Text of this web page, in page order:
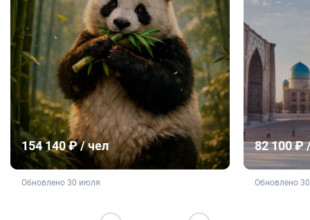
154 140 ₽ / чел
не является публичной офертой
Обновлено 30 июля
82 100 ₽
не
Обновлено